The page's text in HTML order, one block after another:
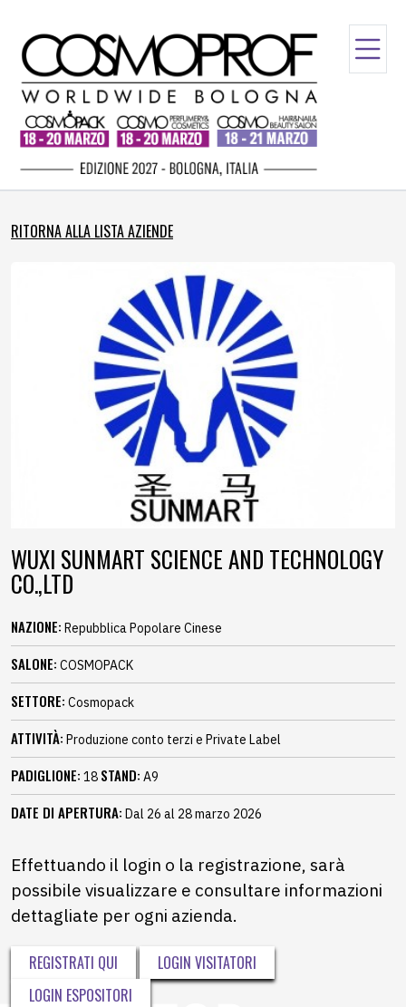
RITORNA ALLA LISTA AZIENDE
WUXI SUNMART SCIENCE AND TECHNOLOGY
CO.,LTD
NAZIONE: Repubblica Popolare Cinese
SALONE: COSMOPACK
SETTORE: Cosmopack
ATTIVITÀ: Produzione conto terzi e Private Label
PADIGLIONE: 18 STAND: A9
DATE DI APERTURA: Dal 26 al 28 marzo 2026
Effettuando il login o la registrazione, sarà
possibile visualizzare e consultare informazioni
dettagliate per ogni azienda.
REGISTRATI QUI
LOGIN VISITATORI
LOGIN ESPOSITORI